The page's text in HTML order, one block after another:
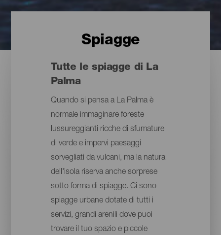
Spiagge
Tutte le spiagge di La
Palma
Quando si pensa a La Palma è
normale immaginare foreste
lussureggianti ricche di sfumature
di verde e impervi paesaggi
sorvegliati da vulcani, ma la natura
dell'isola riserva anche sorprese
sotto forma di spiagge. Ci sono
spiagge urbane dotate di tutti i
servizi, grandi arenili dove puoi
trovare il tuo spazio e piccole